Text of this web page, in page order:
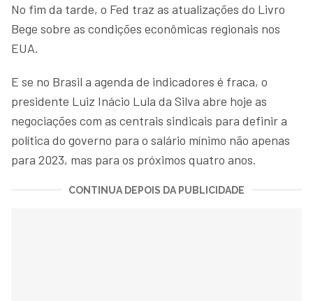
No fim da tarde, o Fed traz as atualizações do Livro
Bege sobre as condições econômicas regionais nos
EUA.
E se no Brasil a agenda de indicadores é fraca, o
presidente Luiz Inácio Lula da Silva abre hoje as
negociações com as centrais sindicais para definir a
política do governo para o salário mínimo não apenas
para 2023, mas para os próximos quatro anos.
CONTINUA DEPOIS DA PUBLICIDADE